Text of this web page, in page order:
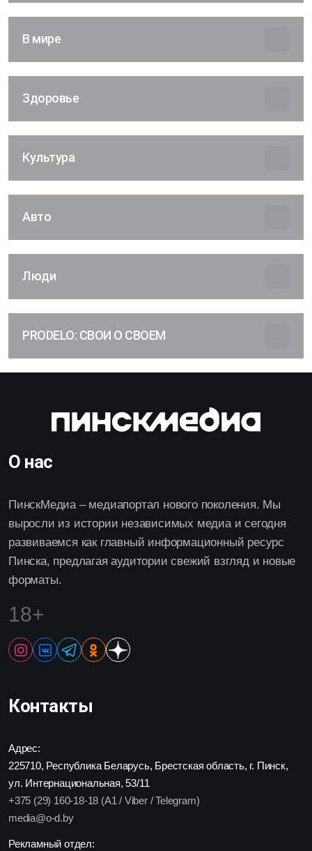
В мире
Здоровье
Культура
Авто
Люди
PRODELO: СВОИ О СВОЕМ
О нас
ПинскМедиа – медиапортал нового поколения. Мы
выросли из истории независимых медиа и сегодня
развиваемся как главный информационный ресурс
Пинска, предлагая аудитории свежий взгляд и новые
форматы.
18+
Контакты
Адрес:
225710, Республика Беларусь, Брестская область, г. Пинск,
ул. Интернациональная, 53/11
+375 (29) 160-18-18 (A1 / Viber / Telegram)
media@o-d.by
Рекламный отдел: